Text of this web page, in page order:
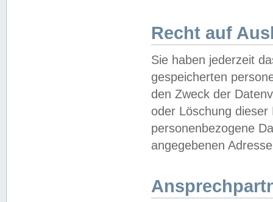
Recht auf
Sie haben jederzeit
gespeicherten
den Zweck der
oder Löschung
personenbezogene
angegebenen